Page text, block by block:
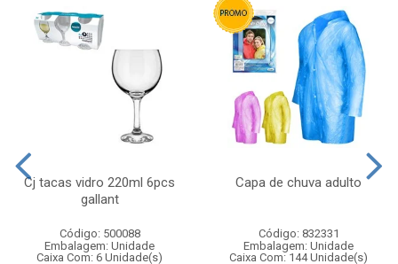
Cj tacas vidro 220ml 6pcs
gallant
Código: 500088
Embalagem: Unidade
Caixa Com: 6 Unidade(s)
Capa de chuva adulto
Código: 832331
Embalagem: Unidade
Caixa Com: 144 Unidade(s)